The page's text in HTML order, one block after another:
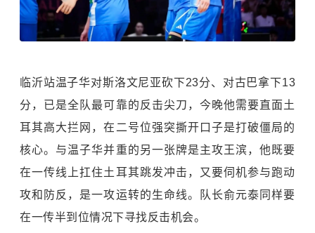
临沂站温子华对斯洛文尼亚砍下23分、对古巴拿下13
分，已是全队最可靠的反击尖刀，今晚他需要直面土
耳其高大拦网，在二号位强突撕开口子是打破僵局的
核心。与温子华并重的另一张牌是主攻王滨，他既要
在一传线上扛住土耳其跳发冲击，又要伺机参与跑动
攻和防反，是一攻运转的生命线。队长俞元泰同样要
在一传半到位情况下寻找反击机会。